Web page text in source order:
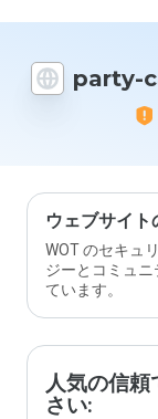
party-
ウェブサイ
WOT のセキュ
ジーとコミュ
ています。
人気の信
さい:
この
ブサ
イト
を1
どの
よう
に評
価し
ます
か？